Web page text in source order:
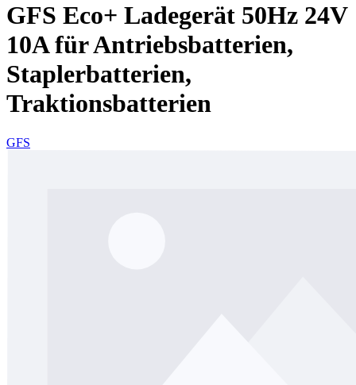
GFS Eco+ Ladegerät 50Hz 24V
10A für Antriebsbatterien,
Staplerbatterien,
Traktionsbatterien
GFS